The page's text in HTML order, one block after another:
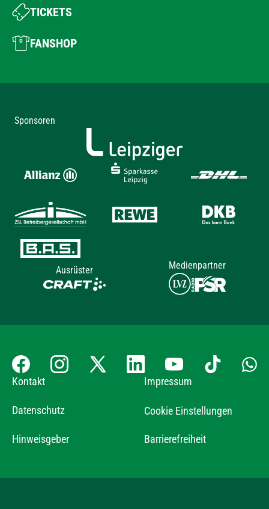
TICKETS
FANSHOP
Sponsoren
Ausrüster Medienpartner
Kontakt Impressum
Datenschutz Cookie Einstellungen
Hinweisgeber Barrierefreiheit